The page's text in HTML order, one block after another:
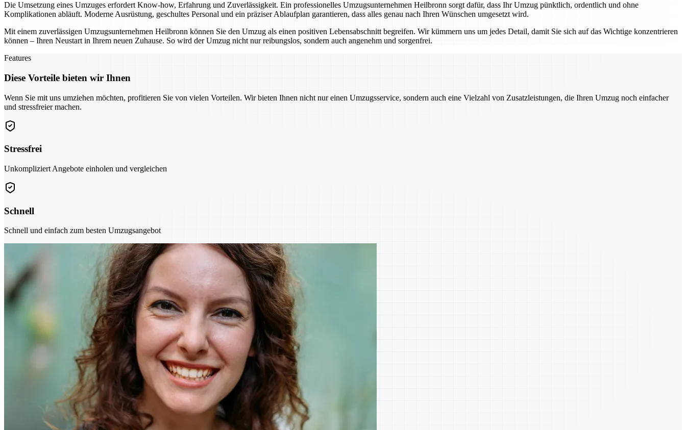
Die Umsetzung eines Umzuges erfordert Know-how, Erfahrung und Zuverlässigkeit. Ein professionelles Umzugsunternehmen Heilbronn sorgt dafür, dass Ihr Umzug pünktlich, ordentlich und ohne
Komplikationen abläuft. Moderne Ausrüstung, geschultes Personal und ein präziser Ablaufplan garantieren, dass alles genau nach Ihren Wünschen umgesetzt wird.
Mit einem zuverlässigen Umzugsunternehmen Heilbronn können Sie den Umzug als einen positiven Lebensabschnitt begreifen. Wir kümmern uns um jedes Detail, damit Sie sich auf das Wichtige konzentrieren
können – Ihren Neustart in Ihrem neuen Zuhause. So wird der Umzug nicht nur reibungslos, sondern auch angenehm und sorgenfrei.
Features
Diese Vorteile bieten wir Ihnen
Wenn Sie mit uns umziehen möchten, profitieren Sie von vielen Vorteilen. Wir bieten Ihnen nicht nur einen Umzugsservice, sondern auch eine Vielzahl von Zusatzleistungen, die Ihren Umzug noch einfacher
und stressfreier machen.
Stressfrei
Unkompliziert Angebote einholen und vergleichen
Schnell
Schnell und einfach zum besten Umzugsangebot